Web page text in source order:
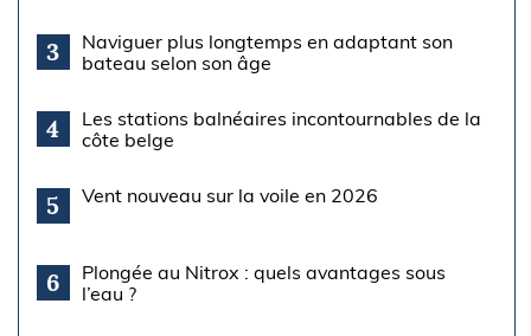
3
Naviguer plus longtemps en adaptant son
bateau selon son âge
4
Les stations balnéaires incontournables de la
côte belge
5 Vent nouveau sur la voile en 2026
6
Plongée au Nitrox : quels avantages sous
l’eau ?